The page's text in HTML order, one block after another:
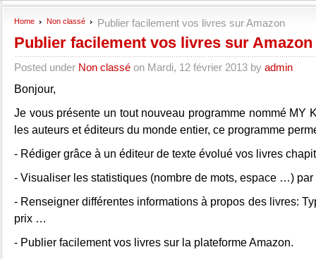
Home Non classé Publier facilement vos livres sur Amazon
Publier facilement vos livres sur Amazon
Posted under Non classé on Mardi, 12 février 2013 by admin
Bonjour,
Je vous présente un tout nouveau programme nommé MY
les auteurs et éditeurs du monde entier, ce programme
- Rédiger grâce à un éditeur de texte évolué vos livres
- Visualiser les statistiques (nombre de mots, espace …) par
- Renseigner différentes informations à propos des livres:
prix …
- Publier facilement vos livres sur la plateforme Amazon.